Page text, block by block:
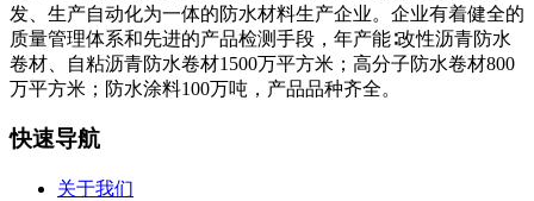
发、生产自动化为一体的防水材料生产企业。企业有着健全的
质量管理体系和先进的产品检测手段，年产能∶改性沥青防水
卷材、自粘沥青防水卷材1500万平方米；高分子防水卷材800
万平方米；防水涂料100万吨，产品品种齐全。
快速导航
关于我们